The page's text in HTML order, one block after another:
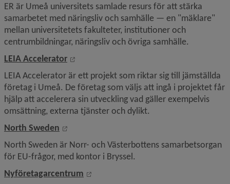
ER är Umeå universitets samlade resurs för att stärka
samarbetet med näringsliv och samhälle — en "mäklare"
mellan universitetets fakulteter, institutioner och
centrumbildningar, näringsliv och övriga samhälle.
LEIA Accelerator
Länk till annan webbplats, öppnas i nytt
LEIA Accelerator är ett projekt som riktar sig till jämställda
företag i Umeå. De företag som väljs att ingå i projektet får
hjälp att accelerera sin utveckling vad gäller exempelvis
omsättning, externa tjänster och dylikt.
North Sweden
Länk till annan webbplats, öppnas i nytt
North Sweden är Norr- och Västerbottens samarbetsorgan
för EU-frågor, med kontor i Bryssel.
Nyföretagarcentrum
Länk till annan webbplats, öppnas i